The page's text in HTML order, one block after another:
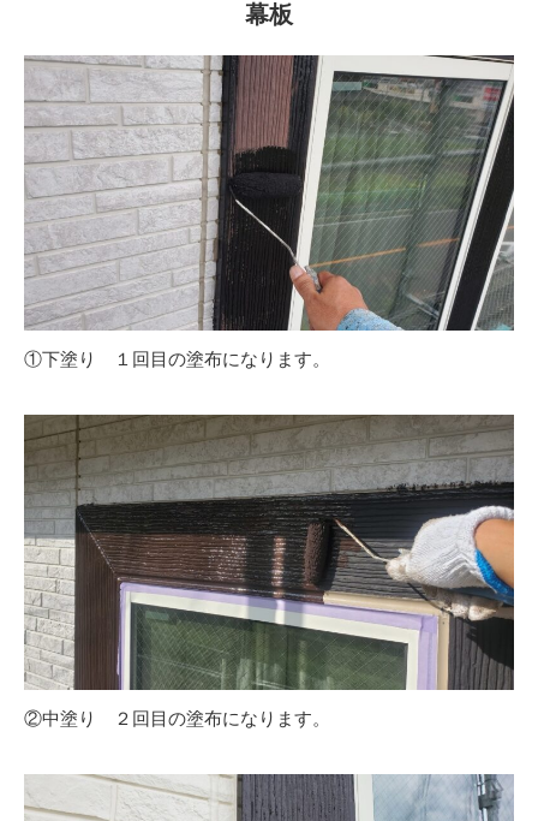
幕板
①下塗り １回目の塗布になります。
②中塗り ２回目の塗布になります。